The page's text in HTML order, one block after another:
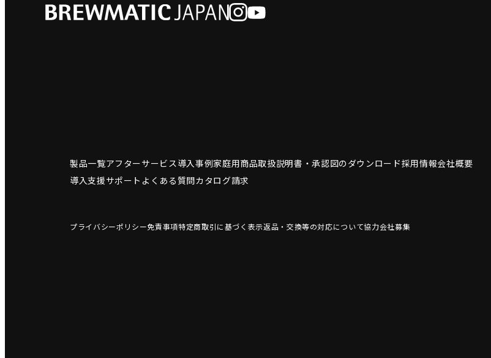
製品一覧アフターサービス導入事例家庭用商品取扱説明書・承認図のダウンロード採用情報会社概要
導入支援サポート よくある質問カタログ請求
プライバシーポリシー免責事項特定商取引に基づく表示返品・交換等の対応について協力会社募集